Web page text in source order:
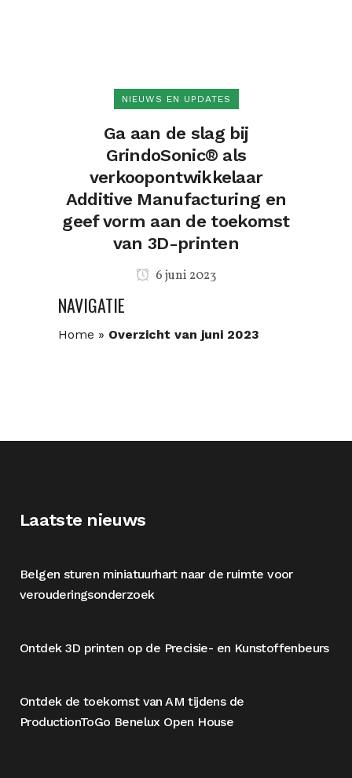
NIEUWS EN UPDATES
Ga aan de slag bij
GrindoSonic® als
verkoopontwikkelaar
Additive Manufacturing en
geef vorm aan de toekomst
van 3D-printen
6 juni 2023
NAVIGATIE
Home » Overzicht van juni 2023
Laatste nieuws
Belgen sturen miniatuurhart naar de ruimte voor
verouderingsonderzoek
Ontdek 3D printen op de Precisie- en Kunstoffenbeurs
Ontdek de toekomst van AM tijdens de
ProductionToGo Benelux Open House